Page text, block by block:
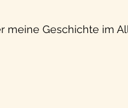
meine Geschichte im